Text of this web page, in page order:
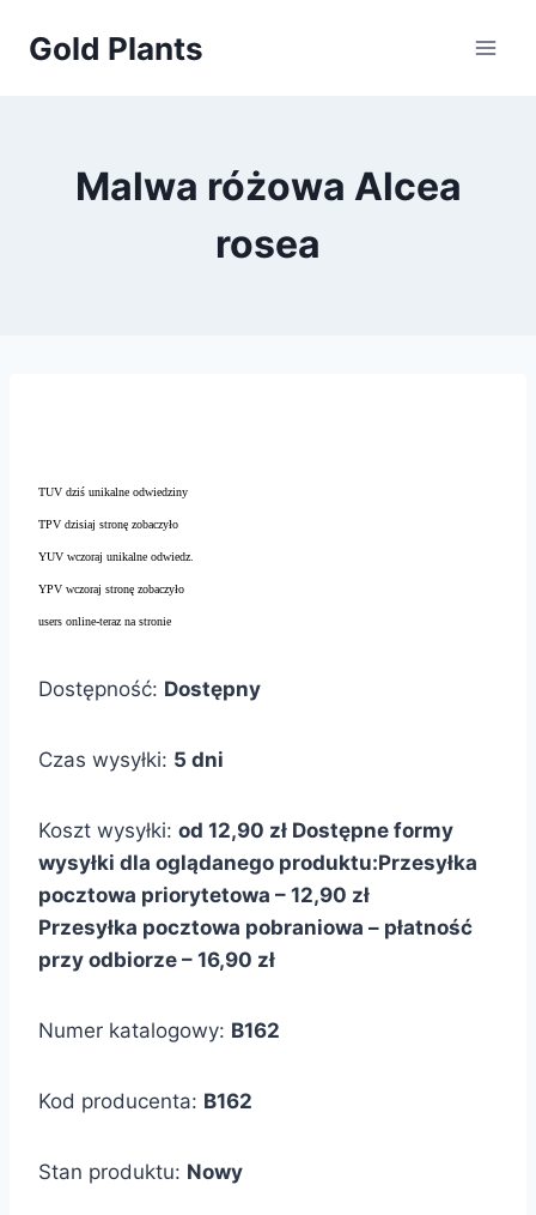
Gold Plants
Malwa różowa Alcea
rosea
TUV dziś unikalne odwiedziny
TPV dzisiaj stronę zobaczyło
YUV wczoraj unikalne odwiedz.
YPV wczoraj stronę zobaczyło
users online-teraz na stronie
Dostępność: Dostępny
Czas wysyłki: 5 dni
Koszt wysyłki: od 12,90 zł Dostępne formy
wysyłki dla oglądanego produktu:Przesyłka
pocztowa priorytetowa – 12,90 zł
Przesyłka pocztowa pobraniowa – płatność
przy odbiorze – 16,90 zł
Numer katalogowy: B162
Kod producenta: B162
Stan produktu: Nowy